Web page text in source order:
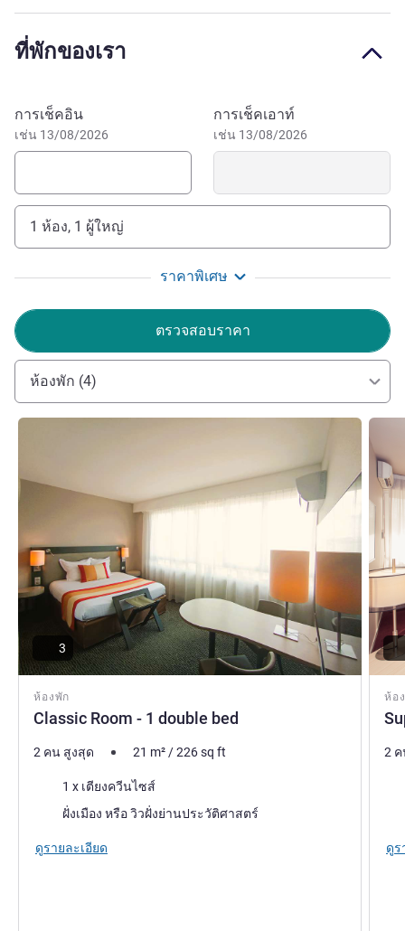
Oradour-sur-Glane and the Collegiate Church of Saint-
Léonard-de-Noblat. Mercure Limoges Royal Limousin is
also conveniently situated for sports enthusiasts. Don't
During your business or leisure trip, take some time to
explore the Bénédictins Station, Adrien Dubouché National
Museum of Fine Art, the pedestrianised streets and the
Opera Theatre.
the Mercure Limoges Centre. Take advantage of your stay
to discover our city's rich cultural and historical heritage.
See you soon, Violaine Bosredon
ฝ่ายบริหารโรงแรม
ที่พักของเรา
จองโรงแรมนี้
การเช็คอิน
เช่น 13/08/2026
การเช็คเอาท์
เช่น 13/08/2026
1 ห้อง, 1 ผู้ใหญ่
ราคาพิเศษ
ตรวจสอบราคา
ห้องพัก (4)
ห้องพัก
Classic Room - 1 double bed
ดูรายละเอียด
3
2 คน สูงสุด 21 m²/226sq ft
เครื่องนอน
1 x เตียงควีนไซส์
ฝั่งเมือง หรือ วิวฝั่งย่านประวัติศาสตร์
ดูรายละเอียด
ห้อ
ดูราย
2
ดูร